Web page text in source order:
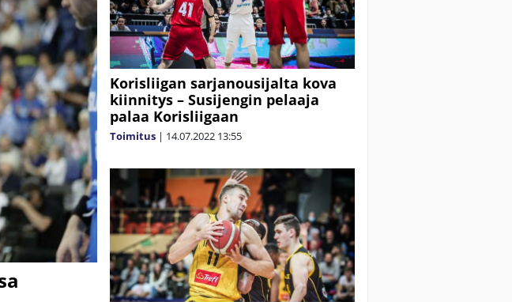
Korisliigan sarjanousijalta kova
kiinnitys – Susijengin pelaaja
palaa Korisliigaan
Toimitus | 14.07.2022 13:55